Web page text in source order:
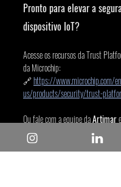
Pronto para elevar a
dispositivo IoT?
Acesse os recursos da Trust
da Microchip:
🔗 https://www.microchip.com/
us/products/security/trust-
Ou fale com a equipe da Artimar
aplicar a
segurança embarcada
Platform
no seu próximo projeto: